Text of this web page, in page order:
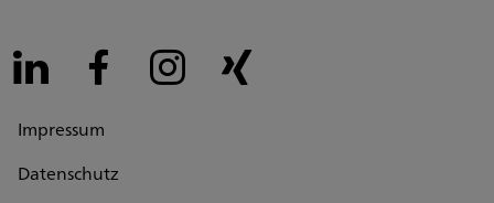
LinkedIn Facebook Instagram
Impressum
Datenschutz